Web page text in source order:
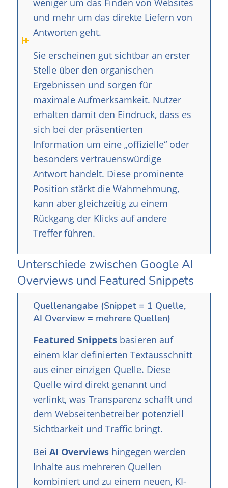
weniger um das Finden von Websites
und mehr um das direkte Liefern von
Antworten geht.
Sie erscheinen gut sichtbar an erster
Stelle über den organischen
Ergebnissen und sorgen für
maximale Aufmerksamkeit. Nutzer
erhalten damit den Eindruck, dass es
sich bei der präsentierten
Information um eine „offizielle“ oder
besonders vertrauenswürdige
Antwort handelt. Diese prominente
Position stärkt die Wahrnehmung,
kann aber gleichzeitig zu einem
Rückgang der Klicks auf andere
Treffer führen.
Unterschiede zwischen Google AI
Overviews und Featured Snippets
Quellenangabe (Snippet = 1 Quelle,
AI Overview = mehrere Quellen)
Featured Snippetsbasieren auf
einem klar definierten Textausschnitt
aus einer einzigen Quelle. Diese
Quelle wird direkt genannt und
verlinkt, was Transparenz schafft und
dem Webseitenbetreiber potenziell
Sichtbarkeit und Traffic bringt.
Bei AI Overviewshingegen werden
Inhalte aus mehreren Quellen
kombiniert und zu einem neuen, KI-